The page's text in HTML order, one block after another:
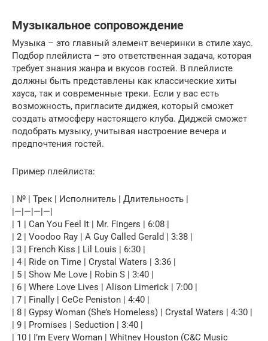
Музыкальное сопровождение
Музыка – это главный элемент вечеринки в стиле хаус.
Подбор плейлиста – это ответственная задача, которая
требует знания жанра и вкусов гостей. В плейлисте
должны быть представлены как классические хиты
хауса, так и современные треки. Если у вас есть
возможность, пригласите диджея, который сможет
создать атмосферу настоящего клуба. Диджей сможет
подобрать музыку, учитывая настроение вечера и
предпочтения гостей.
Пример плейлиста:
| № | Трек | Исполнитель | Длительность |
|—|—|—|—|
| 1 | Can You Feel It | Mr. Fingers | 6:08 |
| 2 | Voodoo Ray | A Guy Called Gerald | 3:38 |
| 3 | French Kiss | Lil Louis | 6:30 |
| 4 | Ride on Time | Crystal Waters | 3:36 |
| 5 | Show Me Love | Robin S | 3:40 |
| 6 | Where Love Lives | Alison Limerick | 7:00 |
| 7 | Finally | CeCe Peniston | 4:40 |
| 8 | Gypsy Woman (She’s Homeless) | Crystal Waters | 4:30 |
| 9 | Promises | Seduction | 3:40 |
| 10 | I’m Every Woman | Whitney Houston (C&C Music